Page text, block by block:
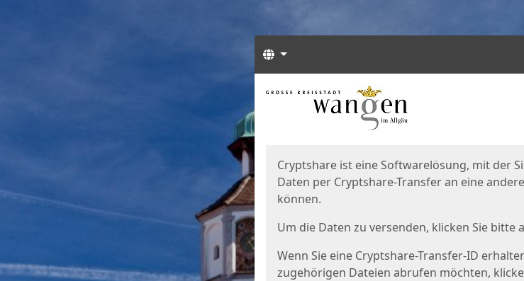
Sprachen
Start
Cryptshare ist eine Softwarelösung, mit der
Daten per Cryptshare-Transfer an eine
können.
Um die Daten zu versenden, klicken Sie bitte
Wenn Sie eine Cryptshare-Transfer-ID
zugehörigen Dateien abrufen möchten,